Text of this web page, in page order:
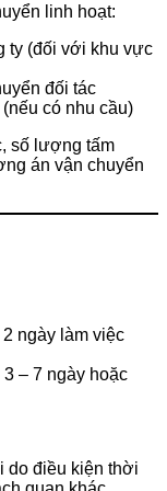
linh hoạt:
ty (đối với khu vực
đối tác
có nhu cầu)
số lượng tấm
án vận chuyển
2 ngày làm việc
3 – 7 ngày hoặc
do điều kiện thời